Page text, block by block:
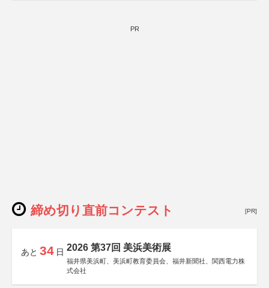
PR
締め切り直前コンテスト [PR]
あと 34 日 2026 第37回 美浜美術展
福井県美浜町、美浜町教育委員会、福井新聞社、関西電力株
式会社